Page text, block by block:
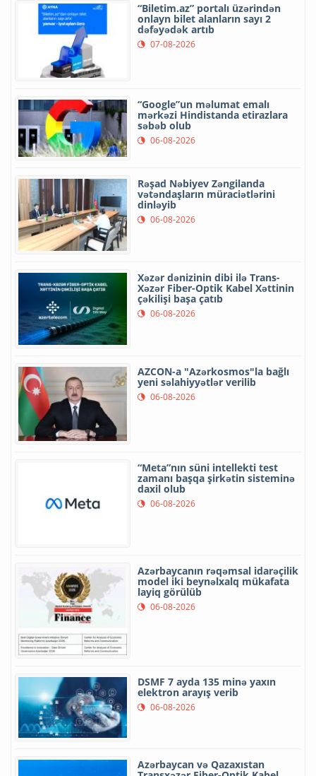
“Biletim.az” portalı üzərindən
onlayn bilet alanların sayı 2
dəfəyədək artıb
07-08-2026
“Google”un məlumat emalı
mərkəzi Hindistanda etirazlara
səbəb olub
06-08-2026
Rəşad Nəbiyev Zəngilanda
vətəndaşların müraciətlərini
dinləyib
06-08-2026
Xəzər dənizinin dibi ilə Trans-
Xəzər Fiber-Optik Kabel Xəttinin
çəkilişi başa çatıb
06-08-2026
AZCON-a "Azərkosmos"la bağlı
yeni səlahiyyətlər verilib
06-08-2026
“Meta”nın süni intellekti test
zamanı başqa şirkətin sisteminə
daxil olub
06-08-2026
Azərbaycanın rəqəmsal idarəçilik
model iki beynəlxalq mükafata
layiq görülüb
06-08-2026
DSMF 7 ayda 135 minə yaxın
elektron arayış verib
06-08-2026
Azərbaycan və Qazaxıstan